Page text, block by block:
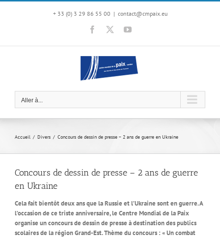
Passer
+ 33 (0) 3 29 86 55 00 | contact@cmpaix.eu
Facebook YouTube
Aller à...
Accueil Divers Concours de dessin de presse – 2 ans de guerre en Ukraine
Concours de dessin de presse – 2 ans de guerre
en Ukraine
Cela fait bientôt deux ans que la Russie et l’Ukraine sont en guerre. A
l’occasion de ce triste anniversaire, le Centre Mondial de la Paix
organise un concours de dessin de presse à destination des publics
scolaires de la région Grand-Est. Thème du concours : « Un combat